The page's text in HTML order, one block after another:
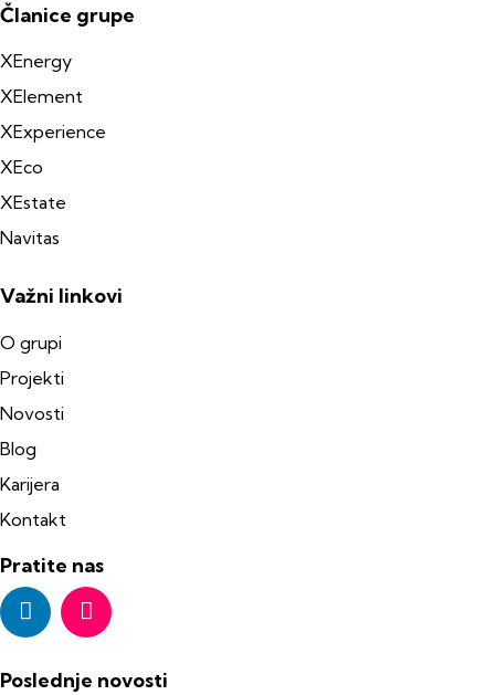
Članice grupe
XEnergy
XElement
XExperience
XEco
XEstate
Navitas
Važni linkovi
O grupi
Projekti
Novosti
Blog
Karijera
Kontakt
Pratite nas
Poslednje novosti